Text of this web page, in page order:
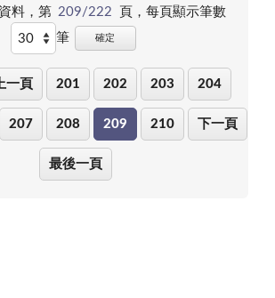
料，第 209/222 頁， 每頁顯示筆數
筆
確定
一頁 201 202 203 204
207 208 209 210 下一頁
最後一頁